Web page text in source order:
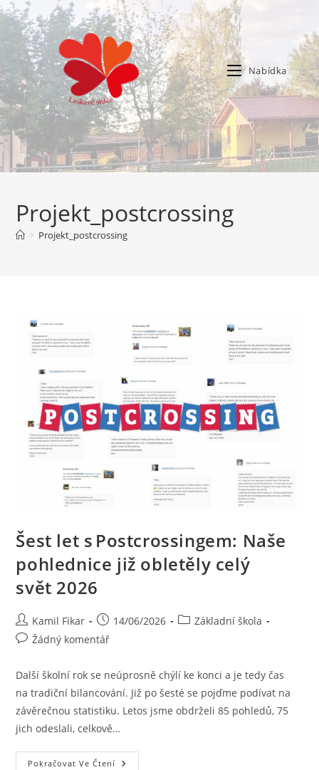
Nabídka
Projekt_postcrossing
> Projekt_postcrossing
Šest let s Postcrossingem: Naše
pohlednice již obletěly celý
svět 2026
Kamil Fikar 14/06/2026
Základní škola
Žádný komentář
Další školní rok se neúprosně chýlí ke konci a je tedy čas
na tradiční bilancování. Již po šesté se pojďme podívat na
závěrečnou statistiku. Letos jsme obdrželi 85 pohledů, 75
jich odeslali, celkově…
Pokračovat Ve Čtení